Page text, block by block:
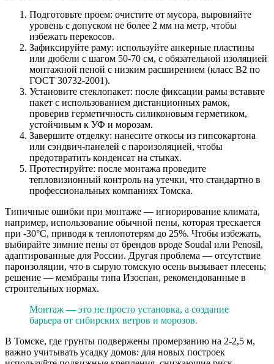
Подготовьте проем: очистите от мусора, выровняйте
уровень с допуском не более 2 мм на метр, чтобы
избежать перекосов.
Зафиксируйте раму: используйте анкерные пластины
или дюбели с шагом 50-70 см, с обязательной изоляцией
монтажной пеной с низким расширением (класс B2 по
ГОСТ 30732-2001).
Установите стеклопакет: после фиксации рамы вставьте
пакет с использованием дистанционных рамок,
проверив герметичность силиконовым герметиком,
устойчивым к УФ и морозам.
Завершите отделку: нанесите откосы из гипсокартона
или сэндвич-панелей с пароизоляцией, чтобы
предотвратить конденсат на стыках.
Протестируйте: после монтажа проведите
тепловизионный контроль на утечки, что стандартно в
профессиональных компаниях Томска.
Типичные ошибки при монтаже — игнорирование климата,
например, использование обычной пены, которая трескается
при -30°C, приводя к теплопотерям до 25%. Чтобы избежать,
выбирайте зимние пены от брендов вроде Soudal или Penosil,
адаптированные для России. Другая проблема — отсутствие
пароизоляции, что в сырую томскую осень вызывает плесень;
решение — мембраны типа Изоспан, рекомендованные в
строительных нормах.
Монтаж — это не просто установка, а создание
барьера от сибирских ветров и морозов.
В Томске, где грунты подвержены промерзанию на 2-2,5 м,
важно учитывать усадку домов: для новых построек